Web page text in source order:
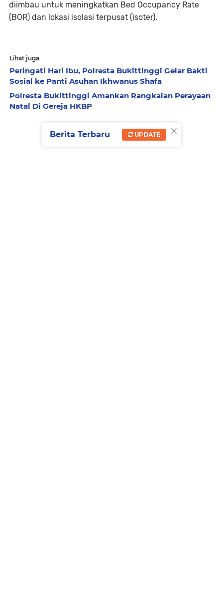
diimbau untuk meningkatkan Bed Occupancy Rate
(BOR) dan lokasi isolasi terpusat (isoter).
Lihat juga
Peringati Hari Ibu, Polresta Bukittinggi Gelar Bakti
Sosial ke Panti Asuhan Ikhwanus Shafa
Polresta Bukittinggi Amankan Rangkaian Perayaan
Natal Di Gereja HKBP
×
Berita Terbaru UPDATE